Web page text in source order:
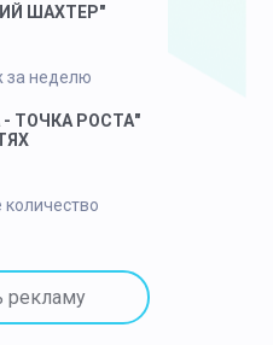
ШАХТЕР"
за неделю
- ТОЧКА РОСТА"
рекламу